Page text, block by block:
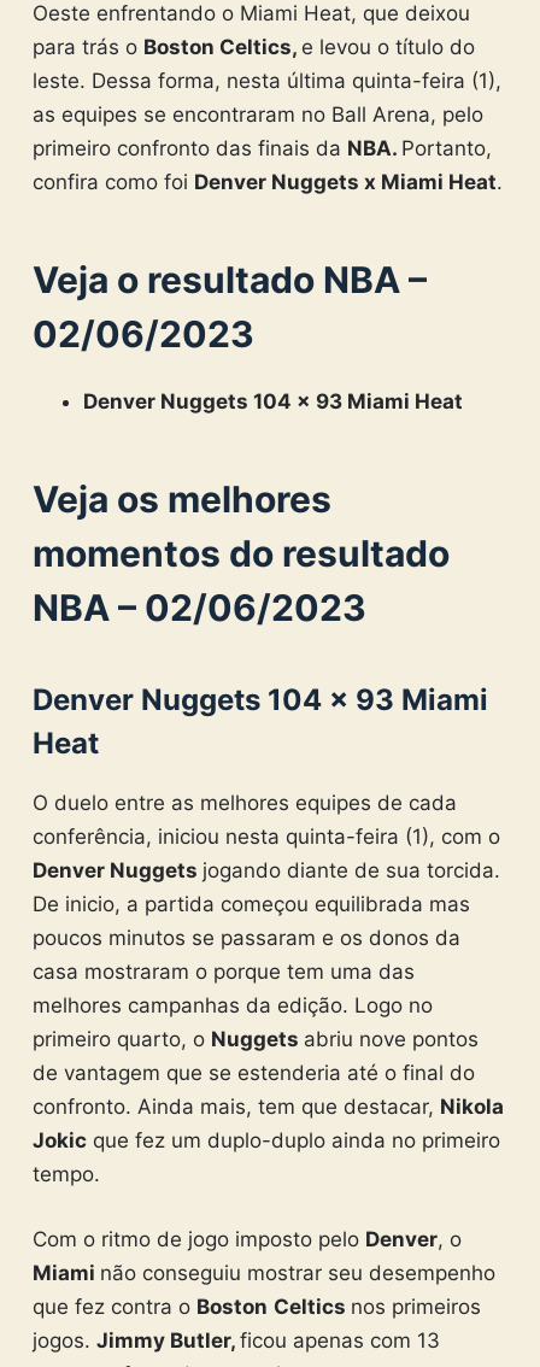
Oeste enfrentando o Miami Heat, que deixou
para trás o Boston Celtics, e levou o título do
leste. Dessa forma, nesta última quinta-feira (1),
as equipes se encontraram no Ball Arena, pelo
primeiro confronto das finais da NBA. Portanto,
confira como foi Denver Nuggets x Miami Heat.
Veja o resultado NBA –
02/06/2023
Denver Nuggets 104 x 93 Miami Heat
Veja os melhores
momentos do resultado
NBA – 02/06/2023
Denver Nuggets 104 x 93 Miami
Heat
O duelo entre as melhores equipes de cada
conferência, iniciou nesta quinta-feira (1), com o
Denver Nuggets jogando diante de sua torcida.
De inicio, a partida começou equilibrada mas
poucos minutos se passaram e os donos da
casa mostraram o porque tem uma das
melhores campanhas da edição. Logo no
primeiro quarto, o Nuggets abriu nove pontos
de vantagem que se estenderia até o final do
confronto. Ainda mais, tem que destacar, Nikola
Jokicque fez um duplo-duplo ainda no primeiro
tempo.
Com o ritmo de jogo imposto pelo Denver, o
Miami não conseguiu mostrar seu desempenho
que fez contra o Boston Celtics nos primeiros
jogos. Jimmy Butler, ficou apenas com 13